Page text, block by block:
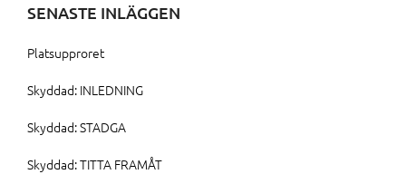
SENASTE INLÄGGEN
Platsupproret
Skyddad: INLEDNING
Skyddad: STADGA
Skyddad: TITTA FRAMÅT